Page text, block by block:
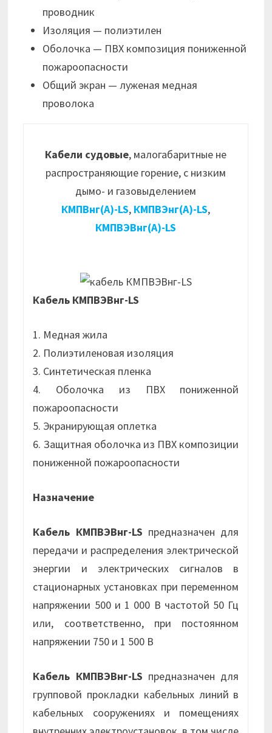
проводник
Изоляция — полиэтилен
Оболочка — ПВХ композиция пониженной
пожароопасности
Общий экран — луженая медная
проволока
Кабели судовые, малогабаритные не
распространяющие горение, с низким
дымо- и газовыделением
КМПВнг(А)-LS, КМПВЭнг(А)-LS,
КМПВЭВнг(А)-LS
Кабель КМПВЭВнг-LS
1. Медная жила
2. Полиэтиленовая изоляция
3. Синтетическая пленка
4. Оболочка из ПВХ пониженной
пожароопасности
5. Экранирующая оплетка
6. Защитная оболочка из ПВХ композиции
пониженной пожароопасности
Назначение
Кабель КМПВЭВнг-LS предназначен для
передачи и распределения электрической
энергии и электрических сигналов в
стационарных установках при переменном
напряжении 500 и 1 000 В частотой 50 Гц
или, соответственно, при постоянном
напряжении 750 и 1 500 В
Кабель КМПВЭВнг-LS предназначен для
групповой прокладки кабельных линий в
кабельных сооружениях и помещениях